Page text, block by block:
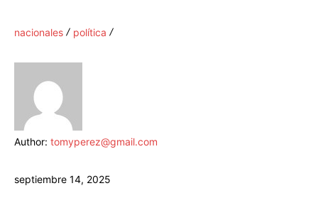
nacionales política
Author: tomyperez@gmail.com
septiembre 14, 2025